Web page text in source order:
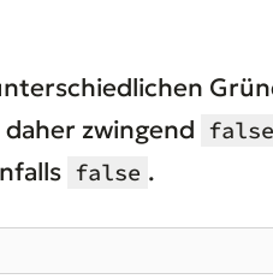
zwingend false
false .